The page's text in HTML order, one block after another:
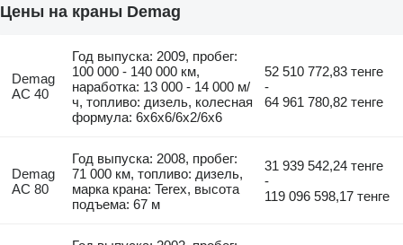
Цены на краны Demag
Demag
AC 40
Год выпуска: 2009, пробег:
100 000 - 140 000 км,
наработка: 13 000 - 14 000 м/
ч, топливо: дизель, колесная
формула: 6x6x6/6x2/6x6
52 510 772,83 тенге
-
64 961 780,82 тенге
Demag
AC 80
Год выпуска: 2008, пробег:
71 000 км, топливо: дизель,
марка крана: Terex, высота
подъема: 67 м
31 939 542,24 тенге
-
119 096 598,17 тенге